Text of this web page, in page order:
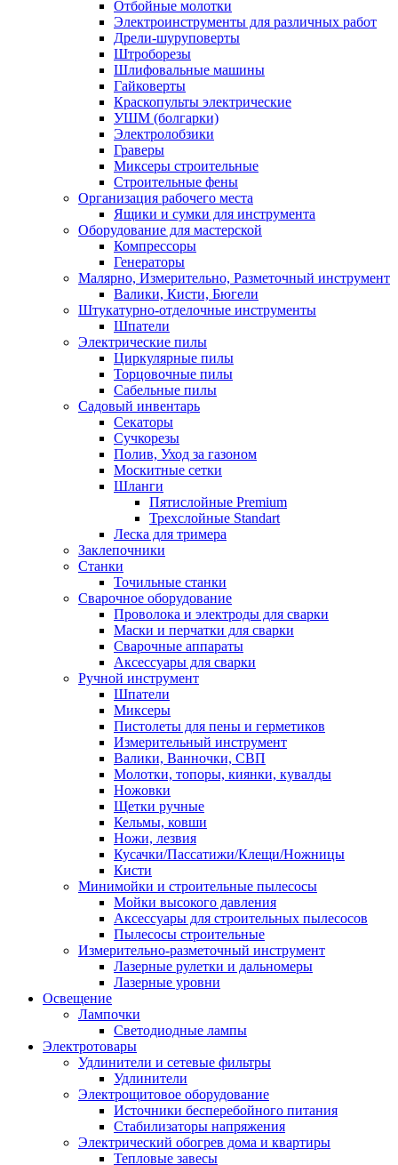
Отбойные молотки
Электроинструменты для различных работ
Дрели-шуруповерты
Штроборезы
Шлифовальные машины
Гайковерты
Краскопульты электрические
УШМ (болгарки)
Электролобзики
Граверы
Миксеры строительные
Строительные фены
Организация рабочего места
Ящики и сумки для инструмента
Оборудование для мастерской
Компрессоры
Генераторы
Малярно, Измерительно, Разметочный инструмент
Валики, Кисти, Бюгели
Штукатурно-отделочные инструменты
Шпатели
Электрические пилы
Циркулярные пилы
Торцовочные пилы
Сабельные пилы
Садовый инвентарь
Секаторы
Сучкорезы
Полив, Уход за газоном
Москитные сетки
Шланги
Пятислойные Premium
Трехслойные Standart
Леска для тримера
Заклепочники
Станки
Точильные станки
Сварочное оборудование
Проволока и электроды для сварки
Маски и перчатки для сварки
Сварочные аппараты
Аксессуары для сварки
Ручной инструмент
Шпатели
Миксеры
Пистолеты для пены и герметиков
Измерительный инструмент
Валики, Ванночки, СВП
Молотки, топоры, киянки, кувалды
Ножовки
Щетки ручные
Кельмы, ковши
Ножи, лезвия
Кусачки/Пассатижи/Клещи/Ножницы
Кисти
Минимойки и строительные пылесосы
Мойки высокого давления
Аксессуары для строительных пылесосов
Пылесосы строительные
Измерительно-разметочный инструмент
Лазерные рулетки и дальномеры
Лазерные уровни
Освещение
Лампочки
Светодиодные лампы
Электротовары
Удлинители и сетевые фильтры
Удлинители
Электрощитовое оборудование
Источники бесперебойного питания
Стабилизаторы напряжения
Электрический обогрев дома и квартиры
Тепловые завесы